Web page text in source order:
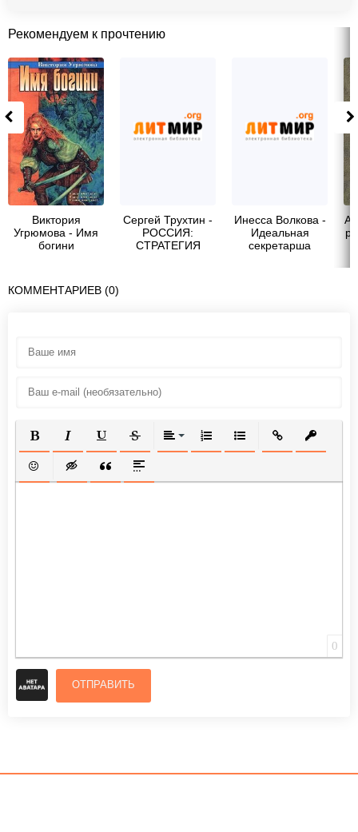
Рекомендуем к прочтению
Виктория
Угрюмова - Имя
богини
Сергей Трухтин -
РОССИЯ:
СТРАТЕГИЯ
Инесса Волкова -
Идеальная
секретарша
КОММЕНТАРИЕВ (0)
ПОЛУЖИРНЫЙ
КУРСИВПОДЧЕРКНУТЫЙ
ЗАЧЕРКНУТЫЙВЫРАВНИВАНИЕ
НУМЕРОВАННЫЙ СПИСОК
МАРКИРОВАННЫЙ
ВСТАВИТЬ
ВСТАВИТЬ СМАЙЛИК
ВСТАВКА СКРЫТОГО ТЕКСТА
ВСТАВКА ЦИТАТЫ
ВСТАВКА СПОЙЛЕРА
0
ОТПРАВИТЬ